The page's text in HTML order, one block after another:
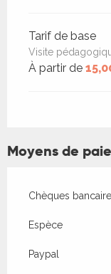
Tarif de base
Visite
À partir de
Moyens de
Chèques
Espèce
Paypal